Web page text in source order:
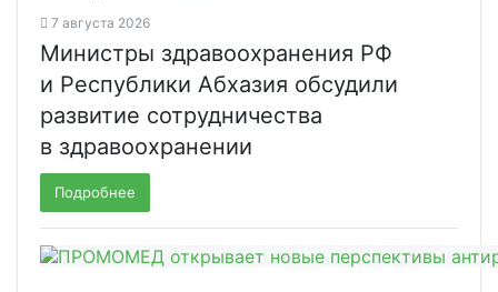
7 августа 2026
Министры здравоохранения РФ
и Республики Абхазия обсудили
развитие сотрудничества
в здравоохранении
Подробнее